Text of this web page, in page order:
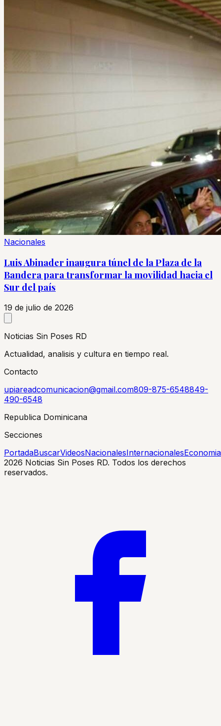
Nacionales
Luis Abinader inaugura túnel de la Plaza de la
Bandera para transformar la movilidad hacia el
Sur del país
19 de julio de 2026
Noticias Sin Poses RD
Actualidad, analisis y cultura en tiempo real.
Contacto
upiareadcomunicacion@gmail.com809-875-6548849-
490-6548
Republica Dominicana
Secciones
PortadaBuscarVideosNacionalesInternacionalesEconomia
2026 Noticias Sin Poses RD. Todos los derechos
reservados.